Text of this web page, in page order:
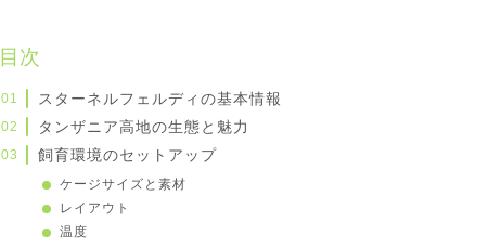
目次
スターネルフェルディの基本情報
タンザニア高地の生態と魅力
飼育環境のセットアップ
ケージサイズと素材
レイアウト
温度